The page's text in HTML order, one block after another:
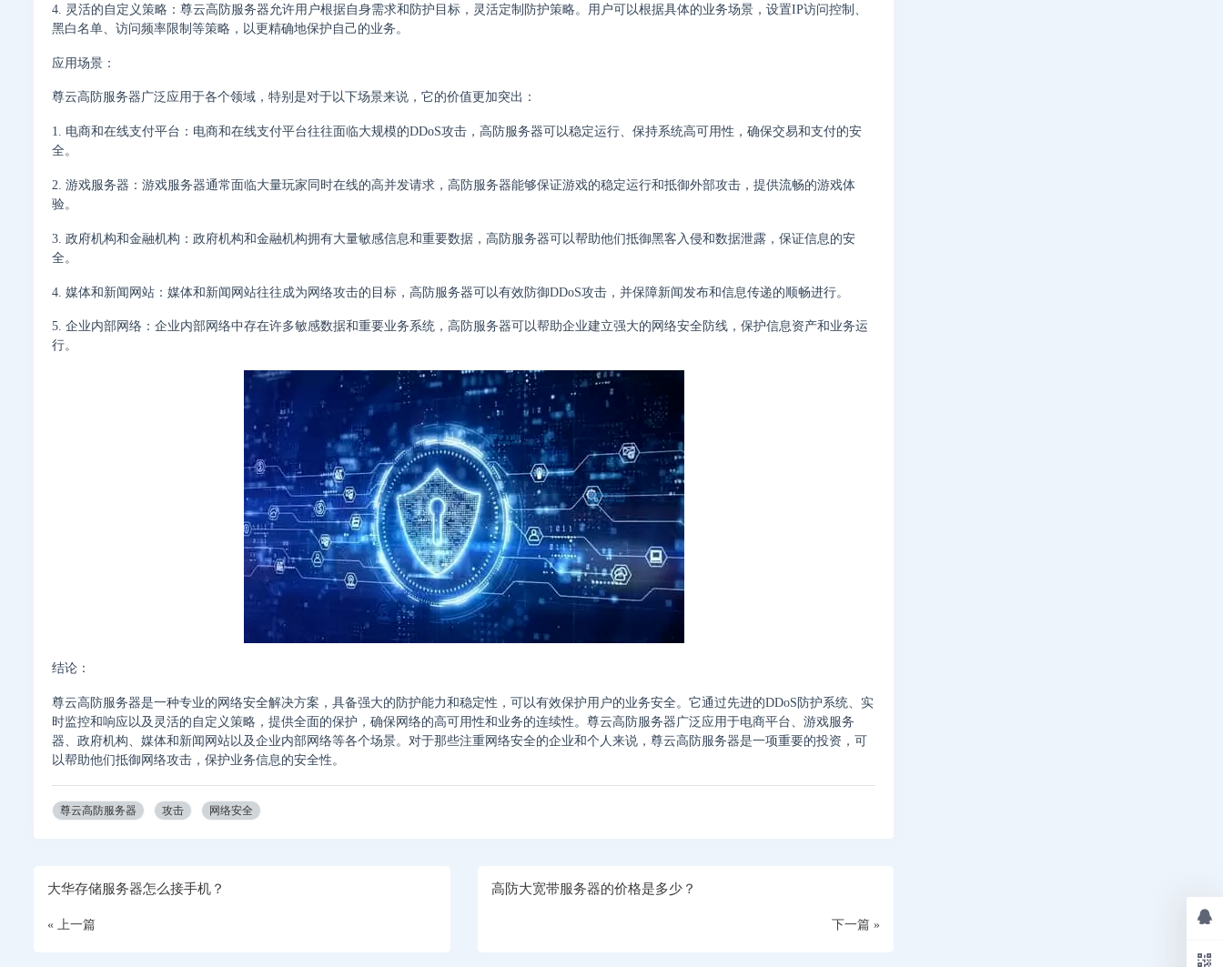
4. 灵活的自定义策略：尊云高防服务器允许用户根据自身需求和防护目标，灵活定制防护策略。用户可以根据具体的业务场景，设置IP访问控制、
黑白名单、访问频率限制等策略，以更精确地保护自己的业务。
应用场景：
尊云高防服务器广泛应用于各个领域，特别是对于以下场景来说，它的价值更加突出：
1. 电商和在线支付平台：电商和在线支付平台往往面临大规模的DDoS攻击，高防服务器可以稳定运行、保持系统高可用性，确保交易和支付的安
全。
2. 游戏服务器：游戏服务器通常面临大量玩家同时在线的高并发请求，高防服务器能够保证游戏的稳定运行和抵御外部攻击，提供流畅的游戏体
验。
3. 政府机构和金融机构：政府机构和金融机构拥有大量敏感信息和重要数据，高防服务器可以帮助他们抵御黑客入侵和数据泄露，保证信息的安
全。
4. 媒体和新闻网站：媒体和新闻网站往往成为网络攻击的目标，高防服务器可以有效防御DDoS攻击，并保障新闻发布和信息传递的顺畅进行。
5. 企业内部网络：企业内部网络中存在许多敏感数据和重要业务系统，高防服务器可以帮助企业建立强大的网络安全防线，保护信息资产和业务运
行。
结论：
尊云高防服务器是一种专业的网络安全解决方案，具备强大的防护能力和稳定性，可以有效保护用户的业务安全。它通过先进的DDoS防护系统、实
时监控和响应以及灵活的自定义策略，提供全面的保护，确保网络的高可用性和业务的连续性。尊云高防服务器广泛应用于电商平台、游戏服务
器、政府机构、媒体和新闻网站以及企业内部网络等各个场景。对于那些注重网络安全的企业和个人来说，尊云高防服务器是一项重要的投资，可
以帮助他们抵御网络攻击，保护业务信息的安全性。
尊云高防服务器 攻击 网络安全
大华存储服务器怎么接手机？
« 上一篇
高防大宽带服务器的价格是多少？
下一篇 »